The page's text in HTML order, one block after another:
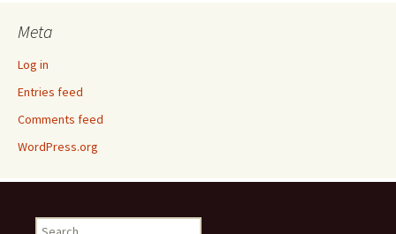
Meta
Log in
Entries feed
Comments feed
WordPress.org
Search